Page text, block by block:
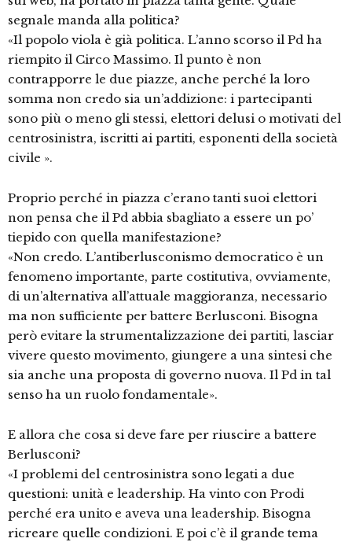
segnale manda alla politica?
«Il popolo viola è già politica. L’anno scorso il Pd ha
riempito il Circo Massimo. Il punto è non
contrapporre le due piazze, anche perché la loro
somma non credo sia un’addizione: i partecipanti
sono più o meno gli stessi, elettori delusi o motivati del
centrosinistra, iscritti ai partiti, esponenti della società
civile ».
Proprio perché in piazza c’erano tanti suoi elettori
non pensa che il Pd abbia sbagliato a essere un po’
tiepido con quella manifestazione?
«Non credo. L’antiberlusconismo democratico è un
fenomeno importante, parte costitutiva, ovviamente,
di un’alternativa all’attuale maggioranza, necessario
ma non sufficiente per battere Berlusconi. Bisogna
però evitare la strumentalizzazione dei partiti, lasciar
vivere questo movimento, giungere a una sintesi che
sia anche una proposta di governo nuova. Il Pd in tal
senso ha un ruolo fondamentale».
E allora che cosa si deve fare per riuscire a battere
Berlusconi?
«I problemi del centrosinistra sono legati a due
questioni: unità e leadership. Ha vinto con Prodi
perché era unito e aveva una leadership. Bisogna
ricreare quelle condizioni. E poi c’è il grande tema